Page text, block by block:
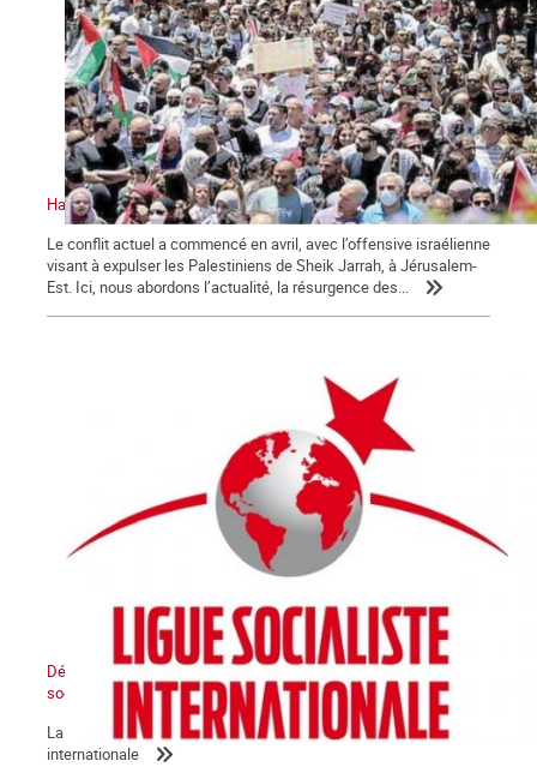
Halte à l’attaque israélienne. Vive la résistance palestinienne
Le conflit actuel a commencé en avril, avec l’offensive israélienne
visant à expulser les Palestiniens de Sheik Jarrah, à Jérusalem-
Est. Ici, nous abordons l’actualité, la résurgence des...
Déclaration de la LIS : L’Etat sioniste sera détruit, un Moyen-Orient
socialiste renaîtra de ses cendres
La Commune relaie la déclaration de la Ligue socialiste
internationale